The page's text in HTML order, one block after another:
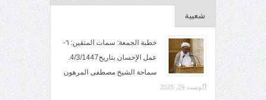
شعبية
خطبة الجمعة: سمات المتقين: ٦-
عمل الإحسان بتاريخ4/3/1447.
سماحة الشيخ مصطفى المرهون
آگوست 29, 2025